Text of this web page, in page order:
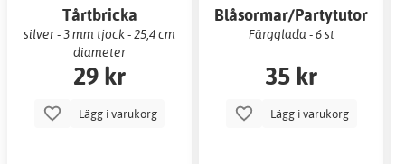
Tårtbricka
silver - 3 mm tjock - 25,4 cm
diameter
29 kr
Lägg i varukorg
Blåsormar/Partytutor
Färgglada - 6 st
35 kr
Lägg i varukorg